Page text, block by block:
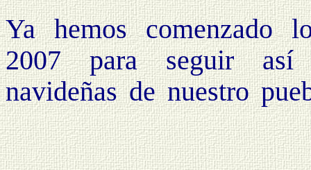
Ya hemos comenzado
2007 para seguir así
navideñas de nuestro